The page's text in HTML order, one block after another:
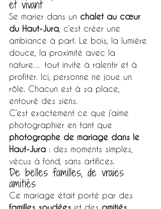
et vivant
Se marier dans un chalet au cœur
du Haut-Jura , c’est créer une
ambiance à part. Le bois, la lumière
douce, la proximité avec la
nature… tout invite à ralentir et à
profiter. Ici, personne ne joue un
rôle. Chacun est à sa place,
entouré des siens.
C’est exactement ce que j’aime
photographier en tant que
photographe de mariage dans le
Haut-Jura : des moments simples,
vécus à fond, sans artifices.
De belles familles, de vraies
amitiés
Ce mariage était porté par des